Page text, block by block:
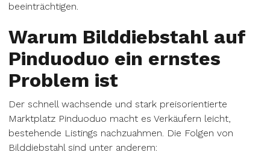
beeinträchtigen.
Warum Bilddiebstahl auf
Pinduoduo ein ernstes
Problem ist
Der schnell wachsende und stark preisorientierte
Marktplatz Pinduoduo macht es Verkäufern leicht,
bestehende Listings nachzuahmen. Die Folgen von
Bilddiebstahl sind unter anderem: